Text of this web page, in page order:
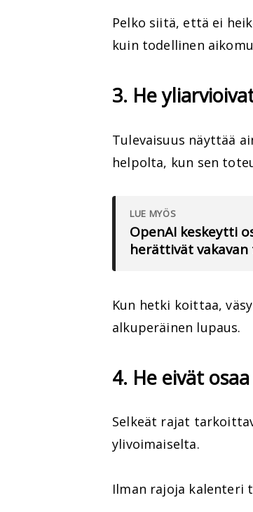
Pelko siitä, että ei
kuin todellinen
3. He
Tulevaisuus näyttää
helpolta, kun sen
LUE MYÖS
OpenAI keskeytti
herättivät
Kun hetki koittaa,
alkuperäinen lupaus.
4. He eivät
Selkeät rajat
ylivoimaiselta.
Ilman rajoja kalenteri